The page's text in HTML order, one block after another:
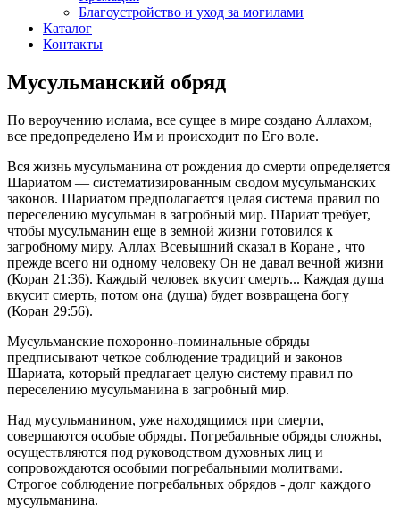
Благоустройство и уход за могилами
Каталог
Контакты
Мусульманский обряд
По вероучению ислама, все сущее в мире создано Аллахом,
все предопределено Им и происходит по Его воле.
Вся жизнь мусульманина от рождения до смерти определяется
Шариатом — систематизированным сводом мусульманских
законов. Шариатом предполагается целая система правил по
переселению мусульман в загробный мир. Шариат требует,
чтобы мусульманин еще в земной жизни готовился к
загробному миру. Аллах Всевышний сказал в Коране , что
прежде всего ни одному человеку Он не давал вечной жизни
(Коран 21:36). Каждый человек вкусит смерть... Каждая душа
вкусит смерть, потом она (душа) будет возвращена богу
(Коран 29:56).
Мусульманские похоронно-поминальные обряды
предписывают четкое соблюдение традиций и законов
Шариата, который предлагает целую систему правил по
переселению мусульманина в загробный мир.
Над мусульманином, уже находящимся при смерти,
совершаются особые обряды. Погребальные обряды сложны,
осуществляются под руководством духовных лиц и
сопровождаются особыми погребальными молитвами.
Строгое соблюдение погребальных обрядов - долг каждого
мусульманина.